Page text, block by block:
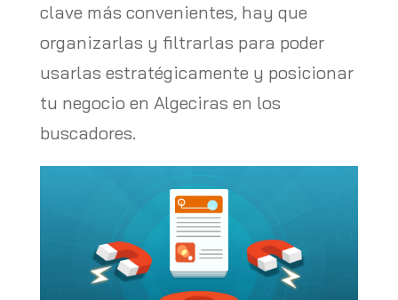
clave más convenientes, hay que
organizarlas y filtrarlas para poder
usarlas estratégicamente y posicionar
tu negocio en Algeciras en los
buscadores.